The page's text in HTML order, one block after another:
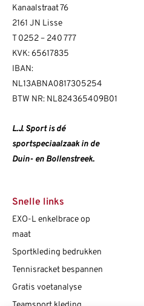
Kanaalstraat 76
2161 JN Lisse
T0252 – 240 777
KVK: 65617835
IBAN:
NL13ABNA0817305254
BTW NR: NL824365409B01
L.J. Sport is dé
sportspeciaalzaak in de
Duin- en Bollenstreek.
Snelle links
EXO-L enkelbrace op
maat
Sportkleding bedrukken
Tennisracket bespannen
Gratis voetanalyse